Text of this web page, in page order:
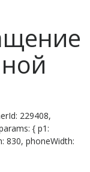
229408,
{ p1:
830, phoneWidth: